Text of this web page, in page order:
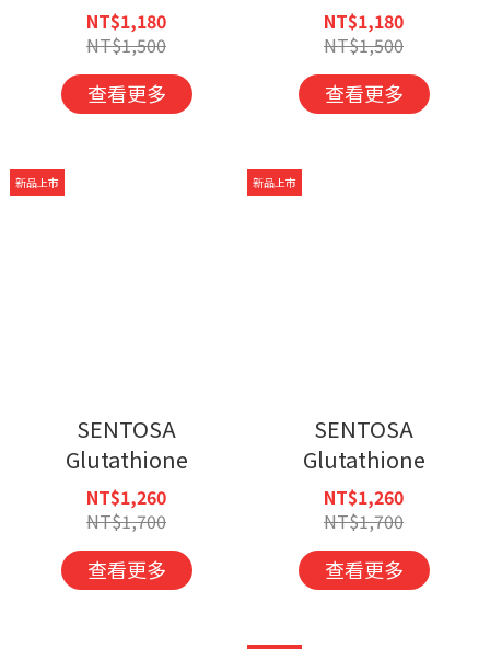
NT$1,180
NT$1,500
查看更多
NT$1,180
NT$1,500
查看更多
新品上市
SENTOSA
Glutathione
NT$1,260
NT$1,700
查看更多
新品上市
SENTOSA
Glutathione
NT$1,260
NT$1,700
查看更多